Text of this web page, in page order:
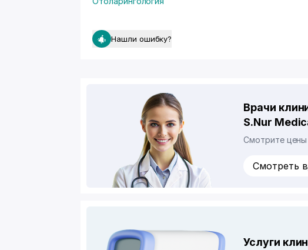
Нашли ошибку?
Врачи
S.Nur
Смотрите цены
Смотреть
Услуги